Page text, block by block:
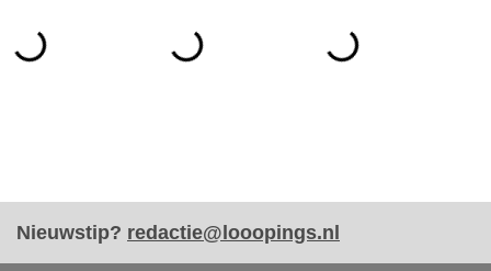
Nieuwstip? redactie@looopings.nl